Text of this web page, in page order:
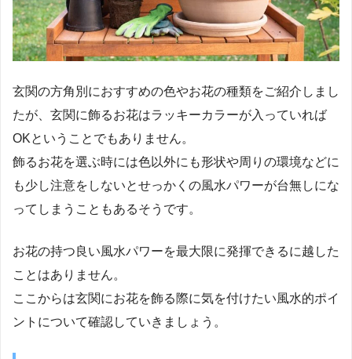
玄関の方角別におすすめの色やお花の種類をご紹介しまし
たが、玄関に飾るお花はラッキーカラーが入っていれば
OKということでもありません。
飾るお花を選ぶ時には色以外にも形状や周りの環境などに
も少し注意をしないとせっかくの風水パワーが台無しにな
ってしまうこともあるそうです。
お花の持つ良い風水パワーを最大限に発揮できるに越した
ことはありません。
ここからは玄関にお花を飾る際に気を付けたい風水的ポイ
ントについて確認していきましょう。